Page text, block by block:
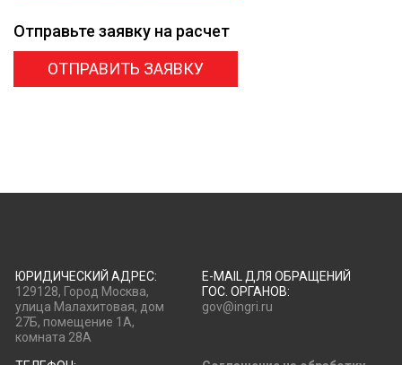
Отправьте заявку на расчет
ОТПРАВИТЬ ЗАЯВКУ
ЮРИДИЧЕСКИЙ АДРЕС:
129128, Город Москва,
улица Малахитовая, дом
27Б, помещение 1А,
комната 28А
E-MAIL ДЛЯ ОБРАЩЕНИЙ
ГОС. ОРГАНОВ:
gov@ingri.ru